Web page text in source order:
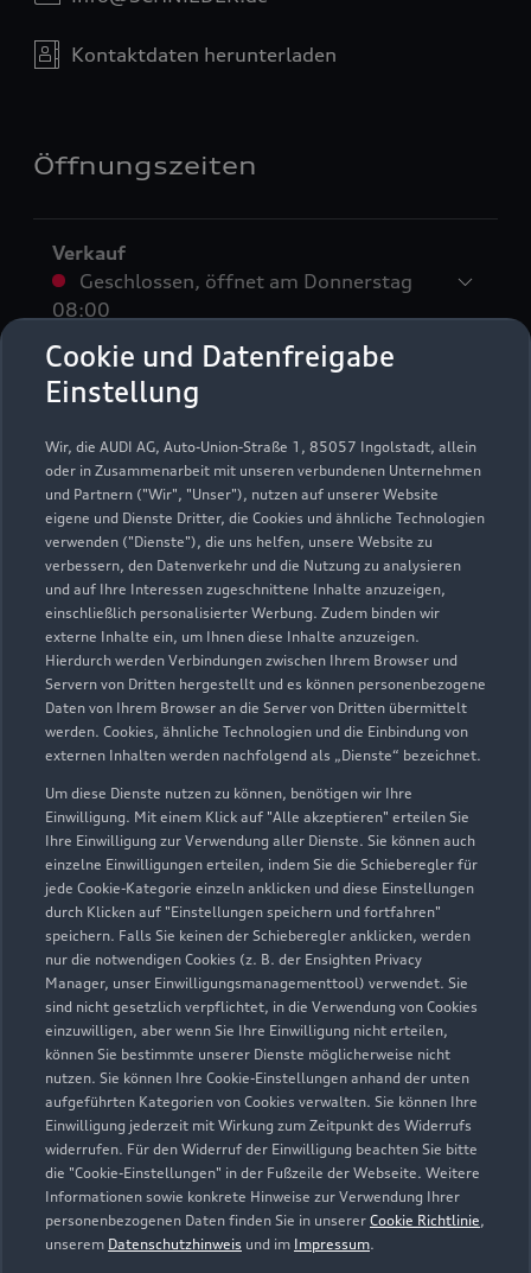
Cookie und Datenfreigabe
Einstellung
Wir, die AUDI AG, Auto-Union-Straße 1, 85057 Ingolstadt, allein
oder in Zusammenarbeit mit unseren verbundenen Unternehmen
und Partnern ("Wir", "Unser"), nutzen auf unserer Website
eigene und Dienste Dritter, die Cookies und ähnliche Technologien
verwenden ("Dienste"), die uns helfen, unsere Website zu
verbessern, den Datenverkehr und die Nutzung zu analysieren
und auf Ihre Interessen zugeschnittene Inhalte anzuzeigen,
einschließlich personalisierter Werbung. Zudem binden wir
externe Inhalte ein, um Ihnen diese Inhalte anzuzeigen.
Hierdurch werden Verbindungen zwischen Ihrem Browser und
Servern von Dritten hergestellt und es können personenbezogene
Daten von Ihrem Browser an die Server von Dritten übermittelt
werden. Cookies, ähnliche Technologien und die Einbindung von
externen Inhalten werden nachfolgend als „Dienste“ bezeichnet.
Um diese Dienste nutzen zu können, benötigen wir Ihre
Einwilligung. Mit einem Klick auf "Alle akzeptieren" erteilen Sie
Ihre Einwilligung zur Verwendung aller Dienste. Sie können auch
einzelne Einwilligungen erteilen, indem Sie die Schieberegler für
jede Cookie-Kategorie einzeln anklicken und diese Einstellungen
durch Klicken auf "Einstellungen speichern und fortfahren"
speichern. Falls Sie keinen der Schieberegler anklicken, werden
nur die notwendigen Cookies (z. B. der Ensighten Privacy
Manager, unser Einwilligungsmanagementtool) verwendet. Sie
sind nicht gesetzlich verpflichtet, in die Verwendung von Cookies
einzuwilligen, aber wenn Sie Ihre Einwilligung nicht erteilen,
können Sie bestimmte unserer Dienste möglicherweise nicht
nutzen. Sie können Ihre Cookie-Einstellungen anhand der unten
aufgeführten Kategorien von Cookies verwalten. Sie können Ihre
Einwilligung jederzeit mit Wirkung zum Zeitpunkt des Widerrufs
widerrufen. Für den Widerruf der Einwilligung beachten Sie bitte
die "Cookie-Einstellungen" in der Fußzeile der Webseite. Weitere
Informationen sowie konkrete Hinweise zur Verwendung Ihrer
personenbezogenen Daten finden Sie in unserer Cookie Richtlinie,
unserem Datenschutzhinweis und im Impressum.
Kontaktdaten herunterladen
Öffnungszeiten
Verkauf
Geschlossen, öffnet am Donnerstag
08:00
Service
Geschlossen,
Teile- & Zubehörverkauf
Geschlossen,öffnet amDonnerstag
07:30
Zur Inspektion